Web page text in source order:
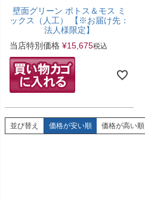
壁面グリーン ポトス＆モス ミ
ックス（人工） 【※お届け先：
法人様限定】
当店特別価格 ¥15,675税込
並び替え 価格が安い順 価格が高い順